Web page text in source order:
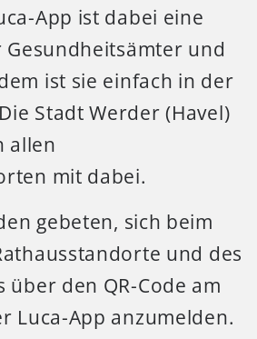
App ist dabei eine
und
ist sie einfach in der
Stadt Werder (Havel)
allen
mit dabei.
gebeten, sich beim
und des
über den QR-Code am
Luca-App anzumelden.